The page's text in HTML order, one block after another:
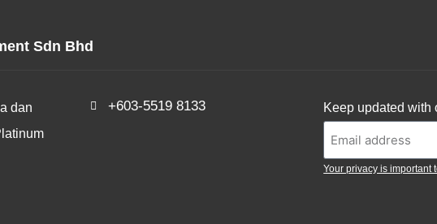
Sdn Bhd
dan
+603-5519 8133 Keep updated with
Your privacy is important